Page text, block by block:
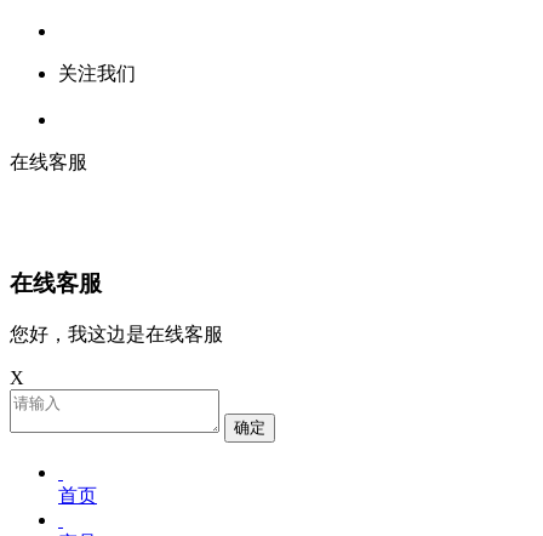
关注我们
在线客服
在线客服
您好，我这边是在线客服
X
确定
首页